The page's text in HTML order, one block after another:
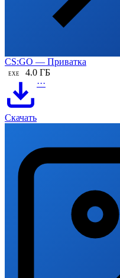
CS:GO — Приватка
EXE 4.0 ГБ
Скачать
···